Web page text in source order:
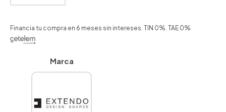
Financia tu compra en 6 meses sin intereses. TIN 0%. TAE 0%
Marca